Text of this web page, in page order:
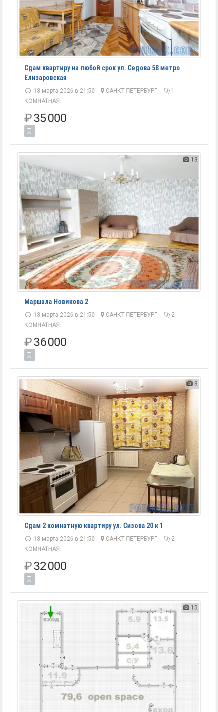
Сдам квартиру на любой срок ул. Седова 58 метро
Елизаровская
18 марта 2026 в 21:50 - САНКТ-ПЕТЕРБУРГ -
1-
КОМНАТНАЯ
₽35 000
13
Маршала Новикова 2
18 марта 2026 в 21:50 - САНКТ-ПЕТЕРБУРГ -
2-
КОМНАТНАЯ
₽36 000
8
Сдам 2 комнатную квартиру ул. Сизова 20 к 1
18 марта 2026 в 21:50 - САНКТ-ПЕТЕРБУРГ -
2-
КОМНАТНАЯ
₽32 000
15